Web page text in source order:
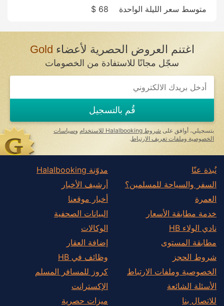
متوسط سعر الليلة الواحدة
68 $
اغتنم العروض الحصرية لأعضاءGold
سجّل مجانًا للاستفادة من الخصومات
If
you
ignore
this
field
قُم بالتسجيل
بتسجيلي، أوافق على شروط Halalbooking للاستخدام وسياسات
الخصوصية وملفات تعريف الارتباط .
نُبذة عنّا
السفر والسياحة للمسلمين؟
العمرة
خدمة مطابقة الأسعار
نادي الولاء HB
مطابقة المستوى
شروط الحجز
الخصوصية وملفات الارتباط
الأسئلة الشائعة
للاتصال بنا
مدوّنة Halalbooking
أرشيف الأخبار
أخبار موقعنا
البيانات الصحفية
الوكالات
إضافة العقار
وظائف في HB
كروز للمسافر المسلم
الإكسترانت
ميزات حصرية